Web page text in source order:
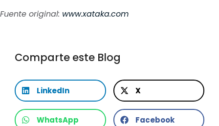
Fuente original: www.xataka.com
Comparte este Blog
LinkedIn X
WhatsApp Facebook